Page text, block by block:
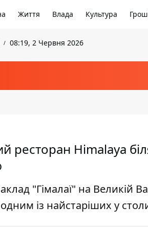
Життя Влада Культура
08:19, 2 Червня 2026
ресторан Himalaya
"Гімалаї" на Великій
одним із найстаріших у